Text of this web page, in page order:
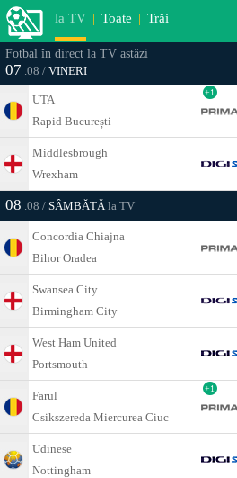
la TV | Toate | Trăi
Fotbal în direct la TV astăzi
07 .08 / VINERI
UTA
Rapid București
+1
Middlesbrough
Wrexham
08 .08 / SÂMBĂTĂla TV
Concordia Chiajna
Bihor Oradea
Swansea City
Birmingham City
West Ham United
Portsmouth
Farul
Csikszereda Miercurea Ciuc
+1
Udinese
Nottingham